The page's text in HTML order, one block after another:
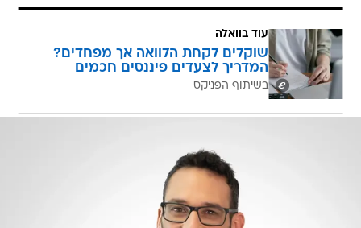
עוד בוואלה
שוקלים לקחת הלוואה אך מפחדים?
המדריך לצעדים פיננסים חכמים
בשיתוף הפניקס